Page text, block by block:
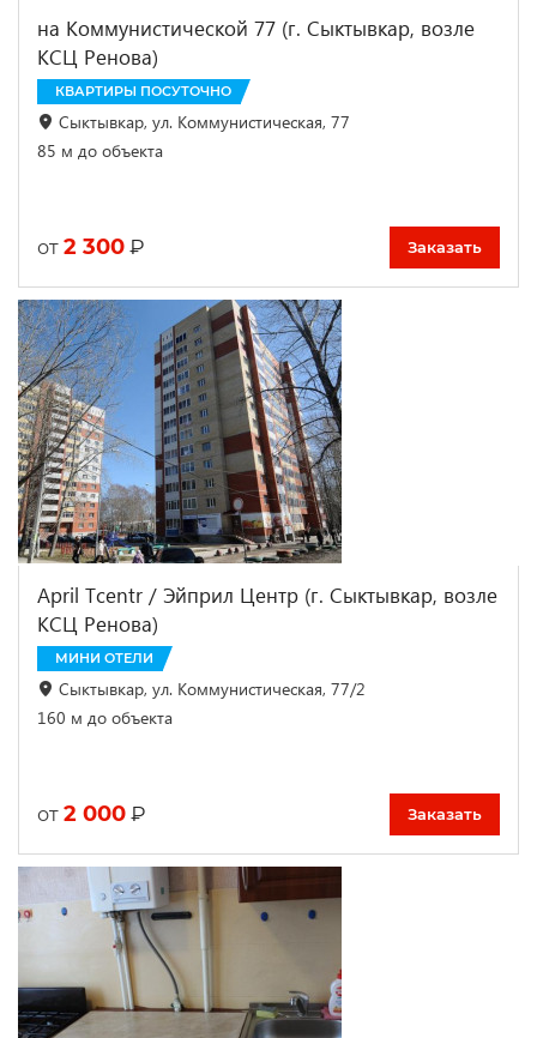
на Коммунистической 77 (г. Сыктывкар, возле
КСЦ Ренова)
КВАРТИРЫ ПОСУТОЧНО
Сыктывкар, ул. Коммунистическая, 77
85 м до объекта
от 2 300 ₽ Заказать
April Tcentr / Эйприл Центр (г. Сыктывкар, возле
КСЦ Ренова)
МИНИ ОТЕЛИ
Сыктывкар, ул. Коммунистическая, 77/2
160 м до объекта
от 2 000 ₽ Заказать